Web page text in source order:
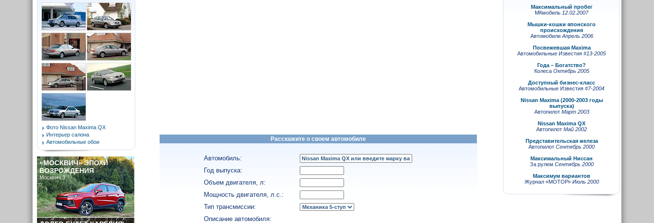
Расскажите о своем автомобиле
Автомобиль:
Год выпуска:
Объем двигателя, л:
Мощность двигателя, л.с.:
Тип трансмиссии:
Описание автомобиля:
Фото Nissan Maxima QX
Интерьер салона
Автомобильные обои
«МОСКВИЧ» ЭПОХИ
ВОЗРОЖДЕНИЯ
Москвич 3
Максимальный пробег
МКмобиль 12.02.2007
Мышки-кошки японского
происхождения
АвтомобилиАпрель 2006
Посвежевшая Maxima
Автомобильные Известия #13-2005
Года – Богатство?
КолесаОктябрь 2005
Доступный бизнес-класс
Автомобильные Известия #7-2004
Nissan Maxima (2000-2003 годы
выпуска)
АвтопилотМарт 2003
Nissan Maxima QX
Автопилот Май 2002
Представительская железа
Автопилот Сентябрь 2000
Максимальный Ниссан
За рулем Сентябрь 2000
Максимум вариантов
Журнал «МОТОР»Июль 2000